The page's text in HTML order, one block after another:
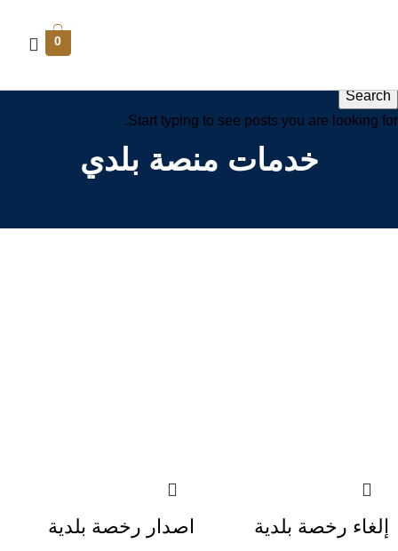
0
خدمات منصة بلدي
إلغاء رخصة بلدية اصدار رخصة بلدية
Search
Start typing to see posts you are looking for.